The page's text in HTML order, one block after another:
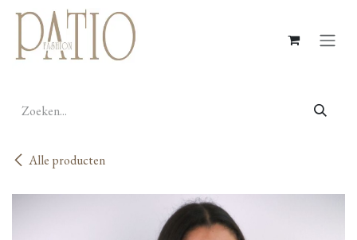
Overslaan naar inhoud
Alle producten